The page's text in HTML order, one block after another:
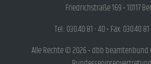
Friedrichstraße 169 • 10117
Tel.: 030.40 81 - 40 • Fax: 030.40
Alle Rechte © 2026 • dbb